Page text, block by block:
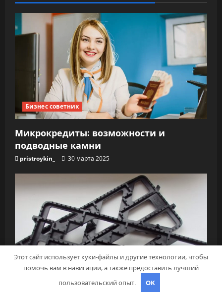
Бизнес советник
Микрокредиты: возможности и
подводные камни
pristroykin_ 30 марта 2025
Этот сайт использует куки-файлы и другие технологии, чтобы
помочь вам в навигации, а также предоставить лучший
пользовательский опыт.
OK